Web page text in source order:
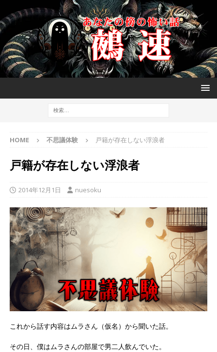
HOME 不思議体験 戸籍が存在しない浮浪者
戸籍が存在しない浮浪者
2014年12月1日 nuesoku
これから話す内容はムラさん（仮名）から聞いた話。
その日、僕はムラさんの部屋で男二人飲んでいた。